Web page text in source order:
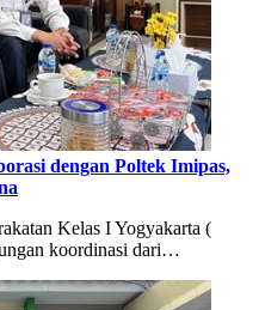
dengan Poltek Imipas,
Kelas I Yogyakarta (
koordinasi dari…